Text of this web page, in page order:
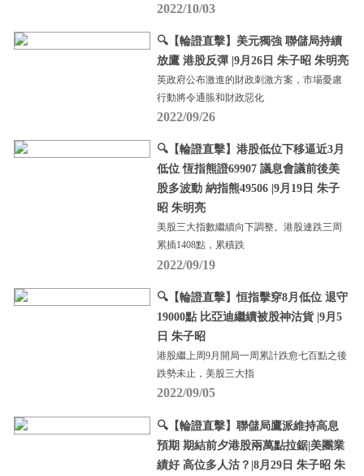
2022/10/03
🔍【輪證直擊】美元獨強 聯儲局持續
放鷹 港股反彈 |9月26日 朱子昭 朱明亮
英政府公布激進的財政刺激方案，市場憂慮
行動將令通脹和財政惡化
2022/09/26
🔍【輪證直擊】港股低位下移逼近3月
低位 恆指熊證69907 議息會議前後美
股多波動 納指熊49506 |9月19日 朱子
昭 朱明亮
美股三大指數繼續向下調整。港股連跌三周
累插1408點，累積跌
2022/09/19
🔍【輪證直擊】恒指擊穿8月低位 退守
19000點 比亞迪繼續被股神沽貨 |9月5
日 朱子昭
港股繼上周9月開局一周累計跌愈七百點之後
跌勢未止，美股三大指
2022/09/05
🔍【輪證直擊】聯儲局鷹派維持高息
預期 期結前夕港股兩萬點拉鋸|美團業
績好 高位多人沽？|8月29日 朱子昭 朱